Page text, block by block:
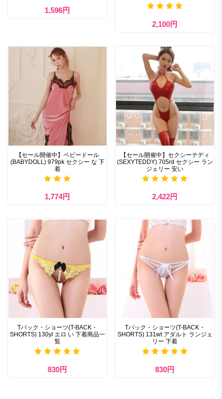
1,596円
2,100円
【セール開催中】ベビードール
(BABYDOLL) 979pk セクシー な 下
着
1,774円
【セール開催中】セクシーテディ
(SEXYTEDDY) 705rd セクシー ラン
ジェリー 安い
2,422円
Tバック・ショーツ(T-BACK・
SHORTS) 130yl エロ い 下着商品一
覧
830円
Tバック・ショーツ(T-BACK・
SHORTS) 131wt アダルト ランジェ
リー 下着
830円